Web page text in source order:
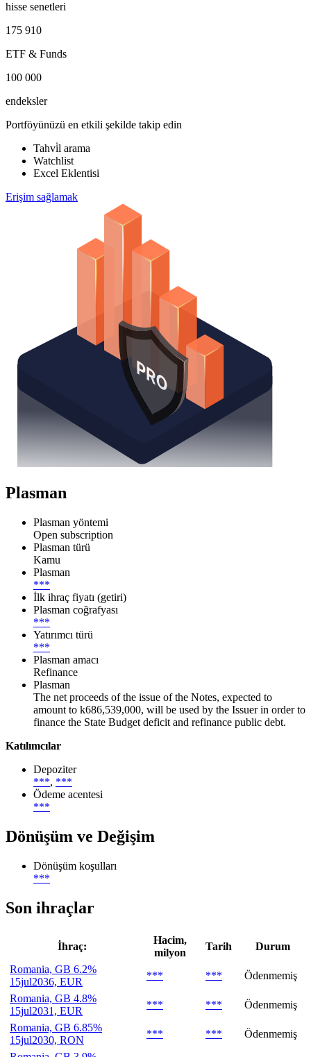
hisse senetleri
175 910
ETF & Funds
100 000
endeksler
Portföyünüzü en etkili şekilde takip edin
Tahvi̇l arama
Watchlist
Excel Eklentisi
Erişim sağlamak
Plasman
Plasman yöntemi
Open subscription
Plasman türü
Kamu
Plasman
***
İlk ihraç fiyatı (getiri)
Plasman coğrafyası
***
Yatırımcı türü
***
Plasman amacı
Refinance
Plasman
The net proceeds of the issue of the Notes, expected to
amount to k686,539,000, will be used by the Issuer in order to
finance the State Budget deficit and refinance public debt.
Katılımcılar
Depoziter
***, ***
Ödeme acentesi
***
Dönüşüm ve Değişim
Dönüşüm koşulları
***
Son ihraçlar
İhraç:
Hacim,
milyon
Tarih
Durum
Romania, GB 6.2%
15jul2036, EUR
*** ***
Ödenmemiş
Romania, GB 4.8%
15jul2031, EUR
*** ***
Ödenmemiş
Romania, GB 6.85%
15jul2030, RON
*** ***
Ödenmemiş